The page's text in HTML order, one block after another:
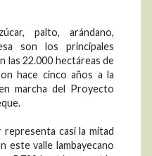
palto, arándano,
son los principales
las 22.000 hectáreas de
hace cinco años a la
marcha del Proyecto
representa casi la mitad
este valle lambayecano